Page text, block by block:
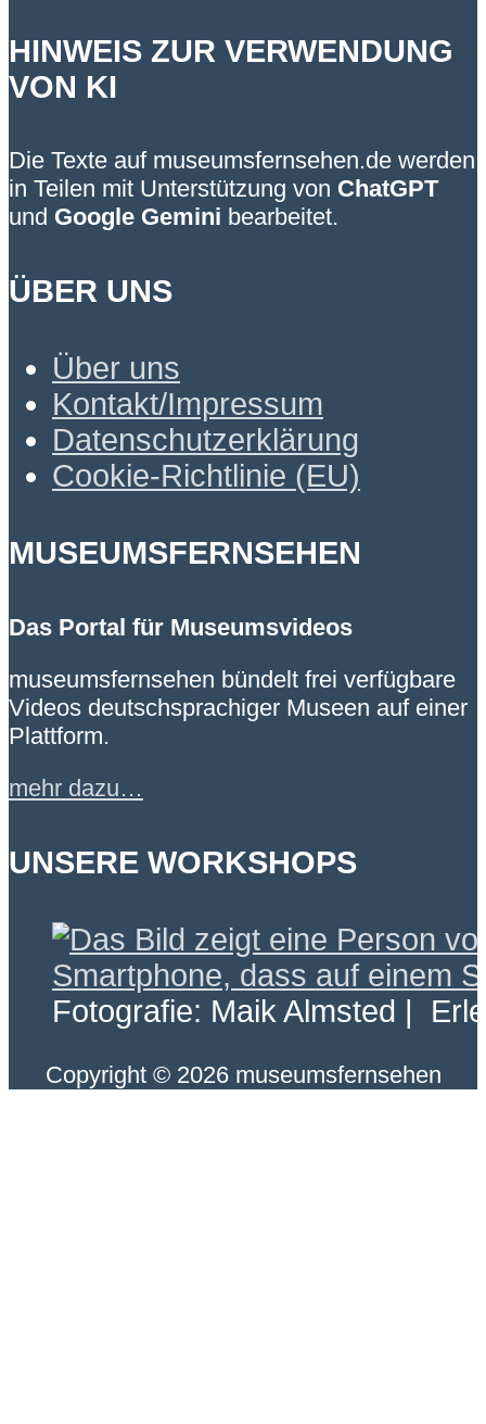
HINWEIS ZUR VERWENDUNG
VON KI
Die Texte auf museumsfernsehen.de werden
in Teilen mit Unterstützung von ChatGPT
und Google Gemini bearbeitet.
ÜBER UNS
Über uns
Kontakt/Impressum
Datenschutzerklärung
Cookie-Richtlinie (EU)
MUSEUMSFERNSEHEN
Das Portal für Museumsvideos
museumsfernsehen bündelt frei verfügbare
Videos deutschsprachiger Museen auf einer
Plattform.
mehr dazu…
UNSERE WORKSHOPS
Fotografie: Maik Almsted |
Copyright © 2026 museumsfernsehen